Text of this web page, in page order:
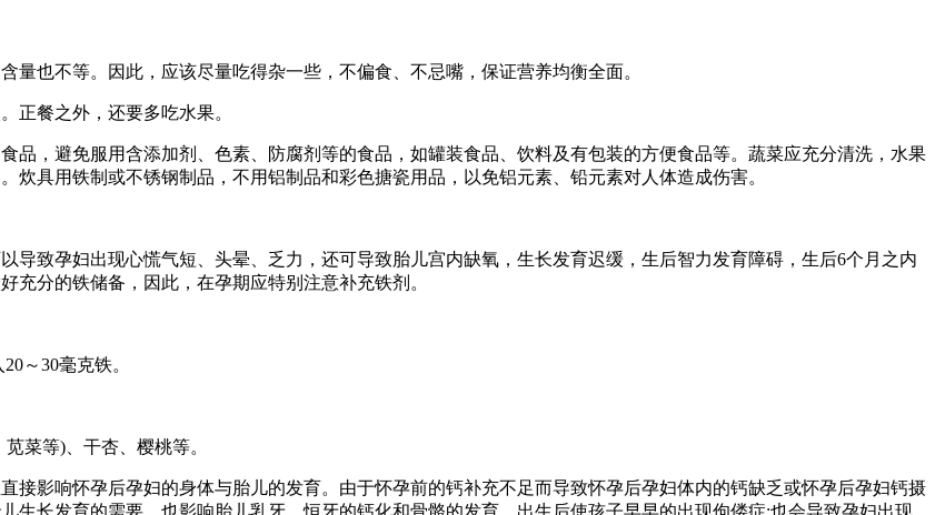
量也不等。因此，应该尽量吃得杂一些，不偏食、不忌嘴，保证营养均衡全面。
正餐之外，还要多吃水果。
品，避免服用含添加剂、色素、防腐剂等的食品，如罐装食品、饮料及有包装的方便食品等。蔬菜应充分清洗，水果
具用铁制或不锈钢制品，不用铝制品和彩色搪瓷用品，以免铝元素、铅元素对人体造成伤害。
致孕妇出现心慌气短、头晕、乏力，还可导致胎儿宫内缺氧，生长发育迟缓，生后智力发育障碍，生后6个月之内
充分的铁储备，因此，在孕期应特别注意补充铁剂。
～30毫克铁。
菜等)、干杏、樱桃等。
影响怀孕后孕妇的身体与胎儿的发育。由于怀孕前的钙补充不足而导致怀孕后孕妇体内的钙缺乏或怀孕后孕妇钙摄
生长发育的需要，也影响胎儿乳牙、恒牙的钙化和骨骼的发育，出生后使孩子早早的出现佝偻症;也会导致孕妇出现